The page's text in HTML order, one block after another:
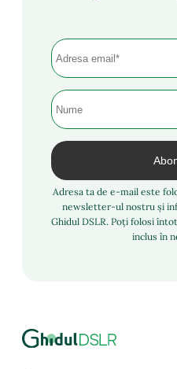
Adresa ta de e-mail este
newsletter-ul nostru și
Ghidul DSLR. Poți folosi
inclus în